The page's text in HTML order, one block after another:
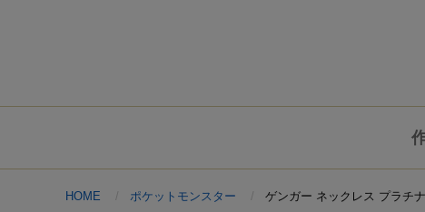
HOME ポケットモンスター ゲンガー ネックレス プラチ